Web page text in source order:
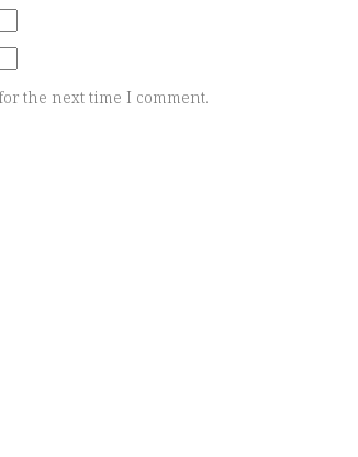
the next time I comment.